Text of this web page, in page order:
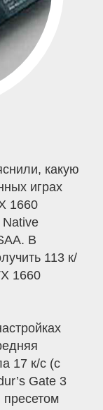
какую
играх
1660
В
113 к/
1660
17 к/с (с
Gate 3
пресетом